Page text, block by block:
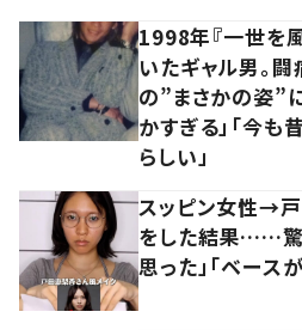
1998年『一世を
いたギャル男。
の”まさかの姿”に
かすぎる」「今も
らしい」
スッピン女性→
をした結果……驚
思った」「ベースが